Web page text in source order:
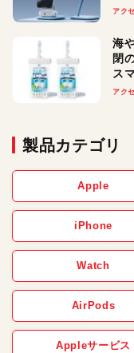
ー
アク
海
閉
ス
アク
製品カテゴリ
Apple
iPhone
Watch
AirPods
Appleサービス